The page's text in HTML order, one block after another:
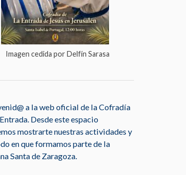
Imagen cedida por Delfín Sarasa
a la web oficial de la Cofradía
Desde este espacio
mostrarte nuestras actividades y
en que formamos parte de la
Santa de Zaragoza.